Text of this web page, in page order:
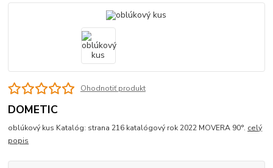
Ohodnotiť produkt
DOMETIC
oblúkový kus Katalóg: strana 216 katalógový rok 2022 MOVERA 90°. celý
popis